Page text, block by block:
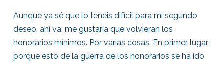
Aunque ya sé que lo tenéis difícil para mi segundo
deseo, ahí va: me gustaría que volvieran los
honorarios mínimos. Por varias cosas. En primer lugar,
porque esto de la guerra de los honorarios se ha ido